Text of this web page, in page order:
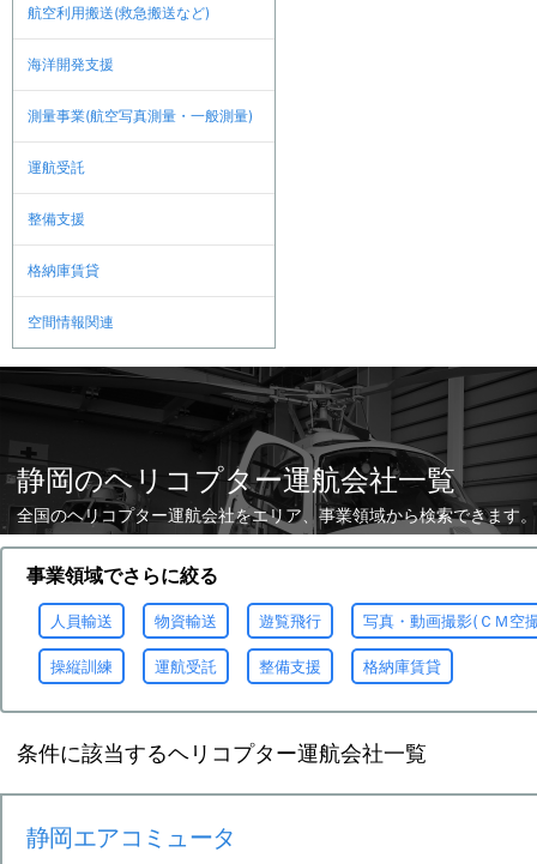
航空利用搬送(救急搬送など)
海洋開発支援
測量事業(航空写真測量・一般測量)
運航受託
整備支援
格納庫賃貸
空間情報関連
静岡のヘリコプター運航会社一覧
全国のヘリコプター運航会社をエリア、事業領域から検索できます。
事業領域でさらに絞る
人員輸送 物資輸送 遊覧飛行 写真・動画撮影(ＣＭ空
操縦訓練 運航受託 整備支援 格納庫賃貸
条件に該当するヘリコプター運航会社一覧
静岡エアコミュータ